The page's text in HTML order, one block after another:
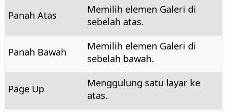
Panah Atas
Memilih elemen Galeri di
sebelah atas.
Panah Bawah
Memilih elemen Galeri di
sebelah bawah.
Page Up
Menggulung satu layar ke
atas.